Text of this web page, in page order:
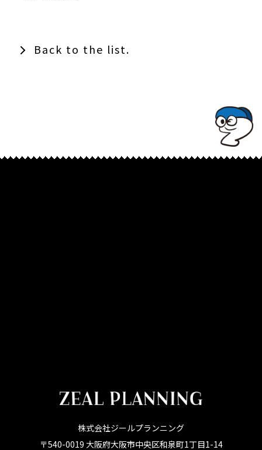
Back to the list.
株式会社ジールプランニング
〒540-0019 大阪府大阪市中央区和泉町1丁目1-14